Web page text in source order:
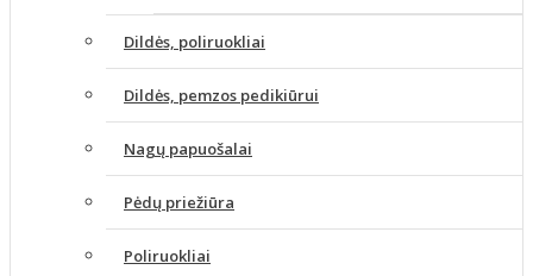
Dildės, poliruokliai
Dildės, pemzos pedikiūrui
Nagų papuošalai
Pėdų priežiūra
Poliruokliai